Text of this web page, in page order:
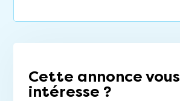
Cette annonce vous
intéresse ?